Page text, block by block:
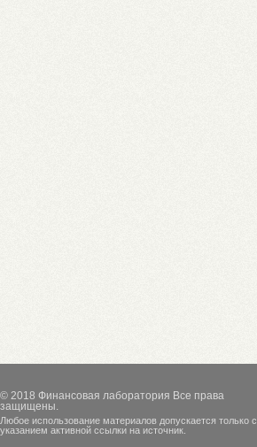
© 2018 Финансовая лаборатория Все права
защищены.
Любое использование материалов допускается только с
указанием активной ссылки на источник.